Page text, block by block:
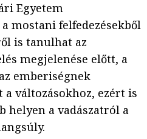
Egyetem
a mostani felfedezésekből
is tanulhat az
megjelenése előtt, a
emberiségnek
változásokhoz, ezért is
helyen a vadászatról a